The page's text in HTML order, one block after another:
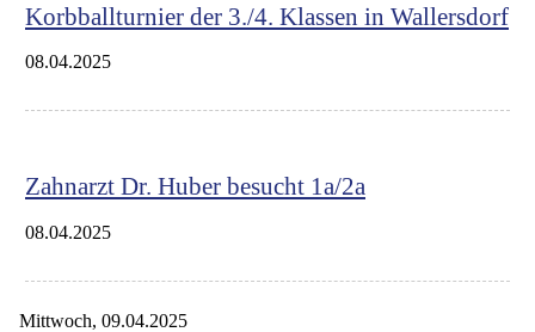
Korbballturnier der 3./4. Klassen in Wallersdorf
08.04.2025
Zahnarzt Dr. Huber besucht 1a/2a
08.04.2025
Mittwoch, 09.04.2025